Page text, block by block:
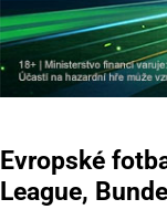
Evropské
League,